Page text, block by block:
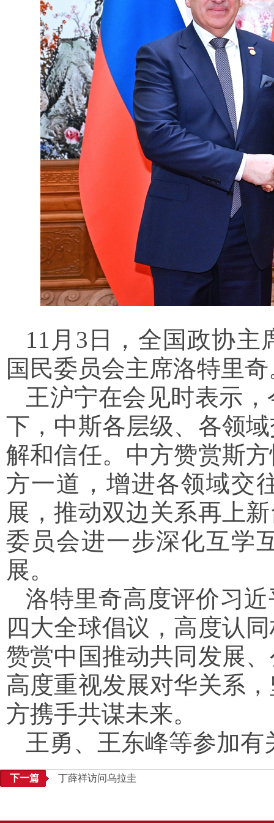
11月3日，全国政协
国民委员会主席洛特里
王沪宁在会见时表示
下，中斯各层级、各领
解和信任。中方赞赏斯
方一道，增进各领域交
展，推动双边关系再上
委员会进一步深化互学
展。
洛特里奇高度评价习
四大全球倡议，高度认
赞赏中国推动共同发展
高度重视发展对华关系
方携手共谋未来。
王勇、王东峰等参加有
下一篇 丁薛祥访问乌拉圭